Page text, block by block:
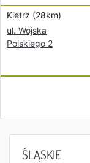
Kietrz (28km)
ul. Wojska
Polskiego 2
ŚLĄSKIE